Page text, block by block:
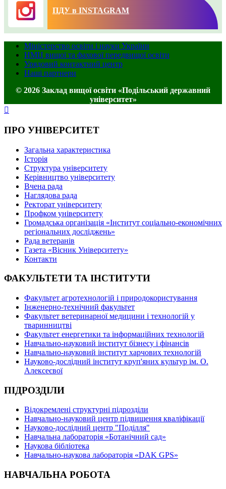
ПДУ в INSTAGRAM
Міністерство освіти і науки України
НМЦ вищої та фахової передвищої освіти
Урядовий контактний центр
Наші партнери
© 2026 Заклад вищої освіти «Подільський державний
університет»
ПРО УНІВЕРСИТЕТ
Загальна характеристика
Історія
Структура університету
Керівництво університету
Вчена рада
Наглядова рада
Ректорат університету
Профком університету
Громадська організація «Інститут соціально-економічних
регіональних досліджень»
Рада ветеранів
Газета «Вісник Університету»
Контакти
ФАКУЛЬТЕТИ ТА ІНСТИТУТИ
Факультет агротехнологій і природокористування
Інженерно-технічний факультет
Факультет ветеринарної медицини і технологій у
тваринництві
Факультет енергетики та інформаційних технологій
Навчально-науковий інститут бізнесу і фінансів
Навчально-науковий інститут харчових технологій
Науково-дослідний інститут круп'яних культур ім. О.
Алексеєвої
ПІДРОЗДІЛИ
Відокремлені структурні підрозділи
Навчально-науковий центр підвищення кваліфікації
Науково-дослідний центр "Поділля"
Навчальна лабораторія «Ботанічний сад»
Наукова бібліотека
Навчально-наукова лабораторія «DAK GPS»
НАВЧАЛЬНА РОБОТА